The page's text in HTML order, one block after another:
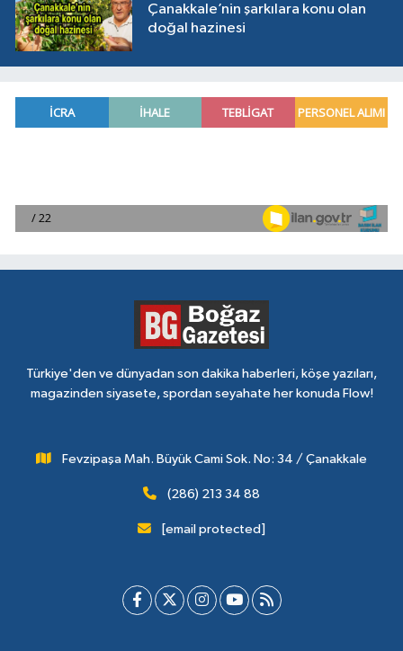
Çanakkale’nin şarkılara konu olan
doğal hazinesi
Türkiye'den ve dünyadan son dakika haberleri, köşe yazıları,
magazinden siyasete, spordan seyahate her konuda Flow!
Fevzipaşa Mah. Büyük Cami Sok. No: 34 / Çanakkale
(286) 213 34 88
[email protected]